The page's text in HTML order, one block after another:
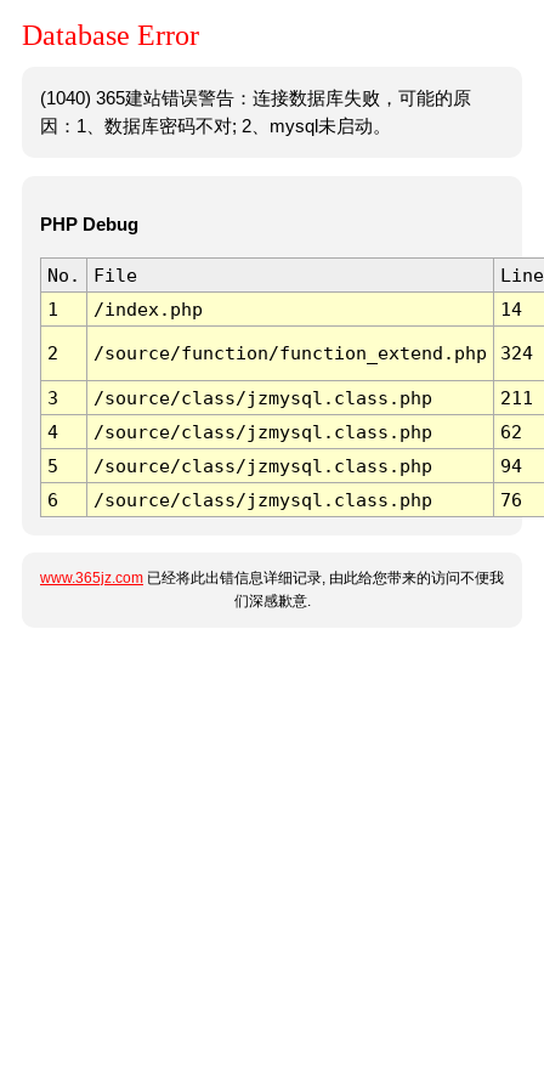
Database Error
(1040) 365建站错误警告：连接数据库失败，可能的原
因：1、数据库密码不对; 2、mysql未启动。
PHP Debug
No. File
Line
1
/index.php 14
2 /source/function/function_extend.php 324
3 /source/class/jzmysql.class.php
211
4
/source/class/jzmysql.class.php
62
5
/source/class/jzmysql.class.php
94
6
/source/class/jzmysql.class.php 76
www.365jz.com 已经将此出错信息详细记录, 由此给您带来的访问不便我
们深感歉意.